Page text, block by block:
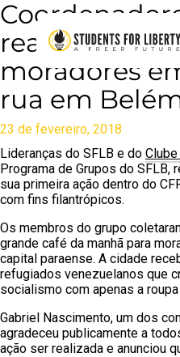
realizam ação
moradores
rua em
23 de fevereiro, 2018
Lideranças do SFLB e do
Programa de Grupos do SFLB,
sua primeira ação dentro do
com fins filantrópicos.
Os membros do grupo
grande café da manhã para
capital paraense. A cidade
refugiados venezuelanos que
socialismo com apenas a
Gabriel Nascimento, um dos
agradeceu publicamente a
ação ser realizada e anunciou